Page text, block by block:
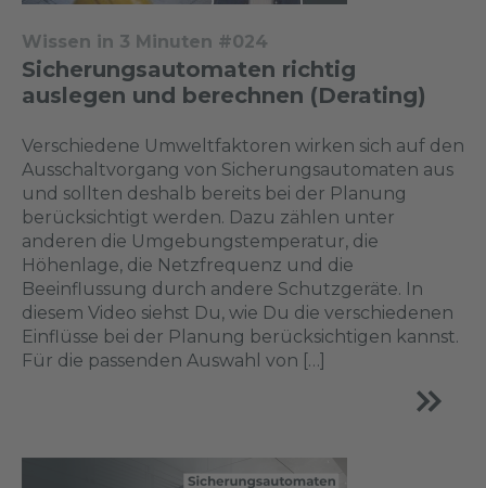
Wissen in 3 Minuten #024
Sicherungsautomaten richtig
auslegen und berechnen (Derating)
Verschiedene Umweltfaktoren wirken sich auf den
Ausschaltvorgang von Sicherungsautomaten aus
und sollten deshalb bereits bei der Planung
berücksichtigt werden. Dazu zählen unter
anderen die Umgebungstemperatur, die
Höhenlage, die Netzfrequenz und die
Beeinflussung durch andere Schutzgeräte. In
diesem Video siehst Du, wie Du die verschiedenen
Einflüsse bei der Planung berücksichtigen kannst.
Für die passenden Auswahl von […]